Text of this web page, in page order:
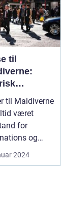
til
og
til Maldiverne
været
for
og
Med sin
natu...
2024